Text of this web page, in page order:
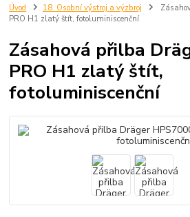
Úvod 18. Osobní výstroj a výzbroj
PRO H1 zlatý štít, fotoluminiscenční
Zásahová přilba
PRO H1 zlatý štít,
fotoluminiscenční